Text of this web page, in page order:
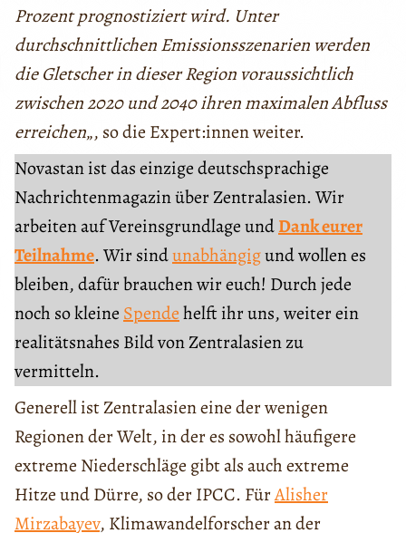
Prozent prognostiziert wird. Unter
durchschnittlichen Emissionsszenarien werden
die Gletscher in dieser Region voraussichtlich
zwischen 2020 und 2040 ihren maximalen Abfluss
erreichen„, so die Expert:innen weiter.
Novastan ist das einzige deutschsprachige
Nachrichtenmagazin über Zentralasien. Wir
arbeiten auf Vereinsgrundlage undDank eurer
Teilnahme. Wir sindunabhängigund wollen es
bleiben, dafür brauchen wir euch! Durch jede
noch so kleine Spendehelft ihr uns, weiter ein
realitätsnahes Bild von Zentralasien zu
vermitteln.
Generell ist Zentralasien eine der wenigen
Regionen der Welt, in der es sowohl häufigere
extreme Niederschläge gibt als auch extreme
Hitze und Dürre, so der IPCC. FürAlisher
Mirzabayev, Klimawandelforscher an der